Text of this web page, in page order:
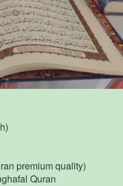
premium quality)
Quran